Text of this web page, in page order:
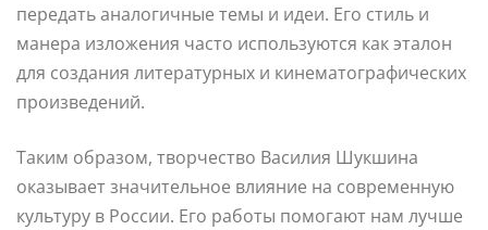
передать аналогичные темы и идеи. Его стиль и
манера изложения часто используются как эталон
для создания литературных и кинематографических
произведений.
Таким образом, творчество Василия Шукшина
оказывает значительное влияние на современную
культуру в России. Его работы помогают нам лучше